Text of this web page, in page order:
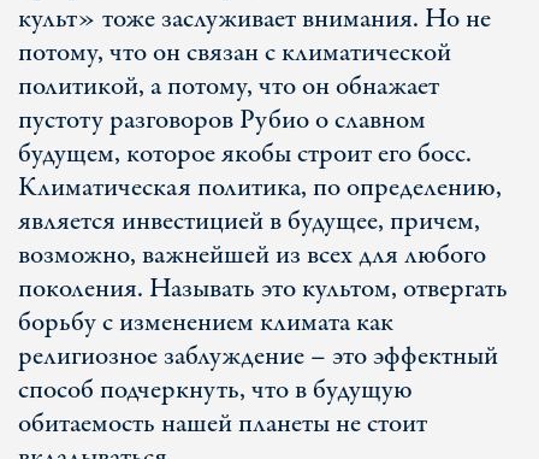
культ» тоже заслуживает внимания. Но не
потому, что он связан с климатической
политикой, а потому, что он обнажает
пустоту разговоров Рубио о славном
будущем, которое якобы строит его босс.
Климатическая политика, по определению,
является инвестицией в будущее, причем,
возможно, важнейшей из всех для любого
поколения. Называть это культом, отвергать
борьбу с изменением климата как
религиозное заблуждение – это эффектный
способ подчеркнуть, что в будущую
обитаемость нашей планеты не стоит